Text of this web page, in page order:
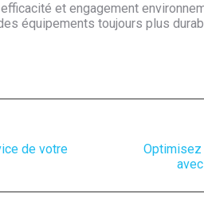
et engagement
équipements toujours plus
de votre
ArticleOptimisez